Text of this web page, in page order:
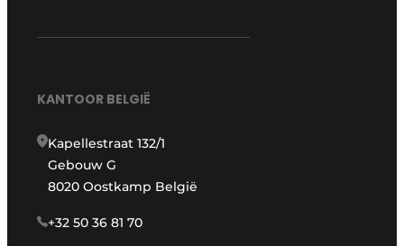
KANTOOR BELGIË
Kapellestraat 132/1
Gebouw G
8020 Oostkamp België
+32 50 36 81 70